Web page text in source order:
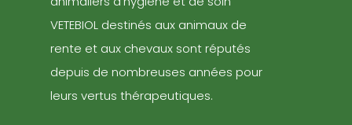
VETEBIOL destinés aux animaux de
rente et aux chevaux sont réputés
depuis de nombreuses années pour
leurs vertus thérapeutiques.